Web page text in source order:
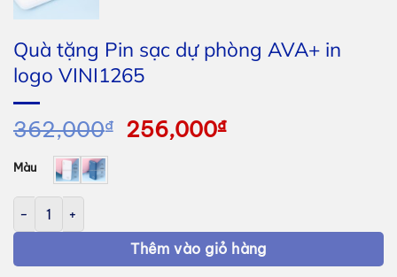
Quà tặng Pin sạc dự phòng AVA+ in
logo VINI1265
362,000₫
Giá
256,000₫Giá
Màu
Quà tặng Pin sạc dự phòng AVA+ in logo VINI1265 số lượng
Thêm vào giỏ hàng